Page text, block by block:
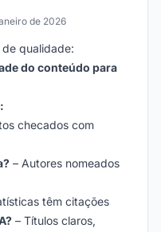
de 2026
qualidade:
do conteúdo para
checados com
– Autores nomeados
têm citações
– Títulos claros,